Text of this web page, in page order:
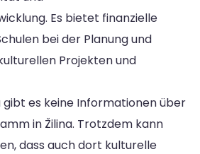
Es bietet finanzielle
bei der Planung und
Projekten und
gibt es keine Informationen über
in Žilina. Trotzdem kann
dass auch dort kulturelle